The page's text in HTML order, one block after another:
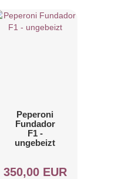
Peperoni
Fundador
F1 -
ungebeizt
350,00 EUR